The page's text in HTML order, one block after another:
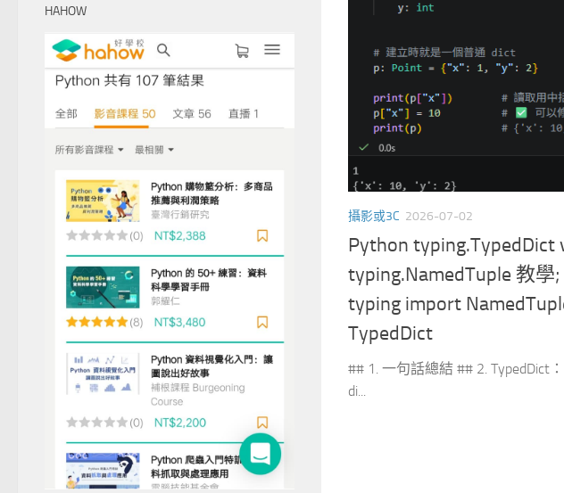
攝影或3C 2026-07-02
Python typing.TypedDict
typing.NamedTuple 教學
typing import
TypedDict
## 1. 一句話總結 ## 2. TypedDict
di...
字:
HAHOW